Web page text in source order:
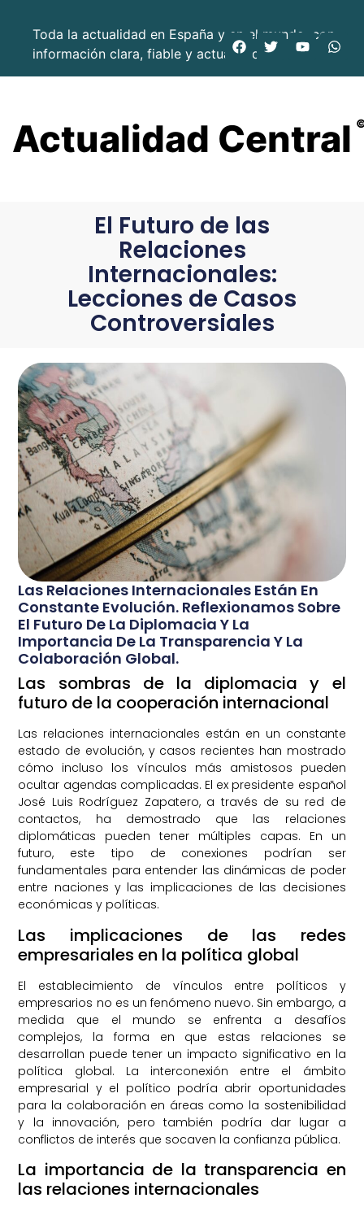
Toda la actualidad en España y en el mundo, con
información clara, fiable y actualizada.
Actualidad Central
El Futuro de las
Relaciones
Internacionales:
Lecciones de Casos
Controversiales
Las Relaciones Internacionales Están En
Constante Evolución. Reflexionamos Sobre
El Futuro De La Diplomacia Y La
Importancia De La Transparencia Y La
Colaboración Global.
Las sombras de la diplomacia y el
futuro de la cooperación internacional
Las relaciones internacionales están en un constante
estado de evolución, y casos recientes han mostrado
cómo incluso los vínculos más amistosos pueden
ocultar agendas complicadas. El ex presidente español
José Luis Rodríguez Zapatero, a través de su red de
contactos, ha demostrado que las relaciones
diplomáticas pueden tener múltiples capas. En un
futuro, este tipo de conexiones podrían ser
fundamentales para entender las dinámicas de poder
entre naciones y las implicaciones de las decisiones
económicas y políticas.
Las implicaciones de las redes
empresariales en la política global
El establecimiento de vínculos entre políticos y
empresarios no es un fenómeno nuevo. Sin embargo, a
medida que el mundo se enfrenta a desafíos
complejos, la forma en que estas relaciones se
desarrollan puede tener un impacto significativo en la
política global. La interconexión entre el ámbito
empresarial y el político podría abrir oportunidades
para la colaboración en áreas como la sostenibilidad
y la innovación, pero también podría dar lugar a
conflictos de interés que socaven la confianza pública.
La importancia de la transparencia en
las relaciones internacionales